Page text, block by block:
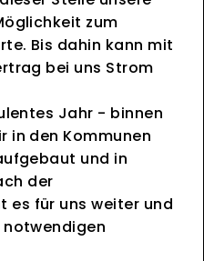
zum
Bis dahin kann mit
bei uns Strom
Jahr - binnen
in den Kommunen
und in
der
es für uns weiter und